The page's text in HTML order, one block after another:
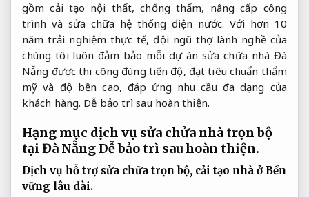
gồm cải tạo nội thất, chống thấm, nâng cấp công
trình và sửa chữa hệ thống điện nước. Với hơn 10
năm trải nghiệm thực tế, đội ngũ thợ lành nghề của
chúng tôi luôn đảm bảo mỗi dự án sửa chữa nhà Đà
Nẵng được thi công đúng tiến độ, đạt tiêu chuẩn thẩm
mỹ và độ bền cao, đáp ứng nhu cầu đa dạng của
khách hàng. Dễ bảo trì sau hoàn thiện.
Hạng mục dịch vụ sửa chửa nhà trọn bộ
tại Đà NẵngDễ bảo trì sau hoàn thiện.
Dịch vụ hỗ trợ sửa chữa trọn bộ, cải tạo nhà ở Bền
vững lâu dài.